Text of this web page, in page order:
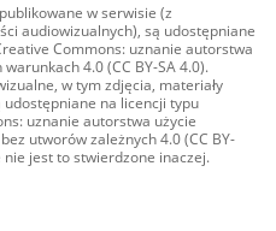
w serwisie (z
audiowizualnych), są udostępniane
Commons: uznanie autorstwa
4.0 (CC BY-SA 4.0).
w tym zdjęcia, materiały
udostępniane na licencji typu
uznanie autorstwa użycie
utworów zależnych 4.0 (CC BY-
nie jest to stwierdzone inaczej.